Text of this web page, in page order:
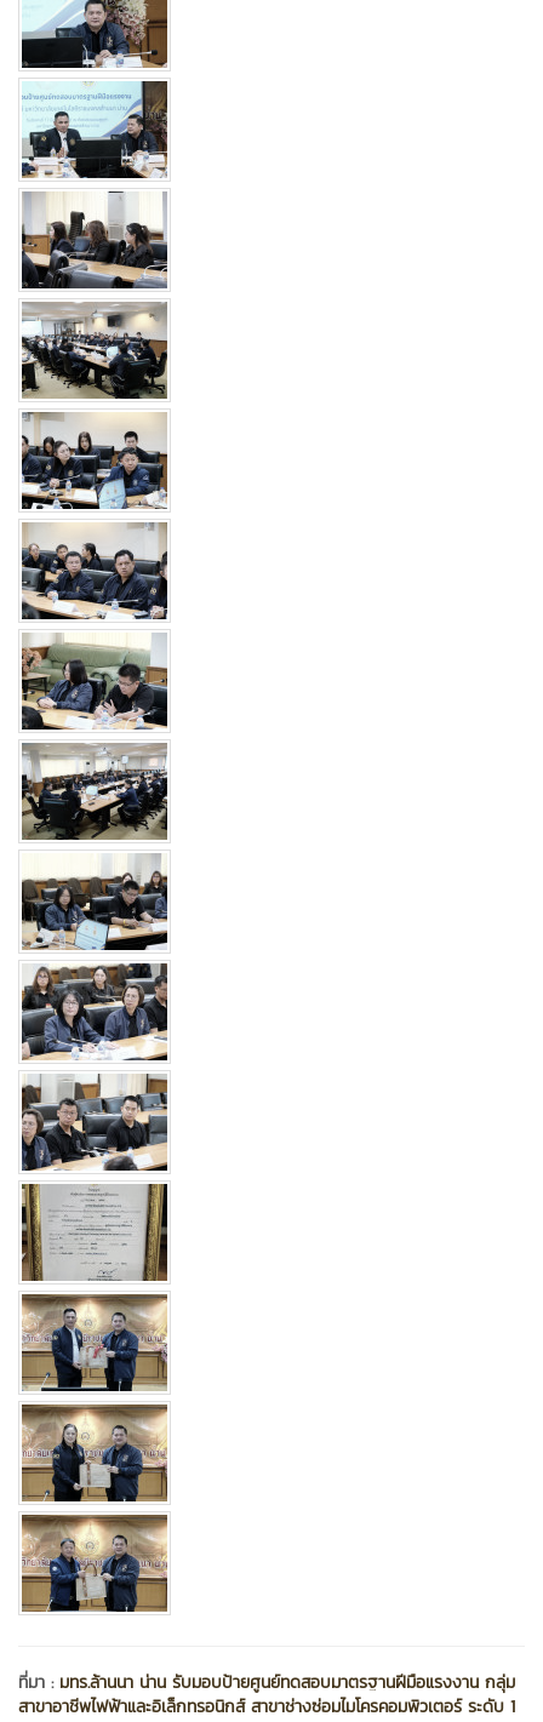
ที่มา : มทร.ล้านนา น่าน รับมอบป้ายศูนย์ทดสอบมาตรฐานฝีมือแรงงาน กลุ่ม
สาขาอาชีพไฟฟ้าและอิเล็กทรอนิกส์ สาขาช่างซ่อมไมโครคอมพิวเตอร์ ระดับ 1